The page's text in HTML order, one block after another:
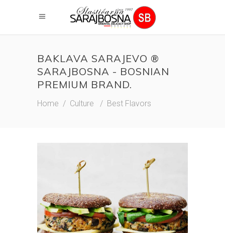
BAKLAVA SARAJEVO ®
SARAJBOSNA - BOSNIAN
PREMIUM BRAND.
Home / Culture / Best Flavors